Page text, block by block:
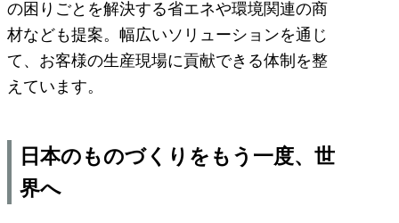
の困りごとを解決する省エネや環境関連の商
材なども提案。幅広いソリューションを通じ
て、お客様の生産現場に貢献できる体制を整
えています。
日本のものづくりをもう一度、世
界へ